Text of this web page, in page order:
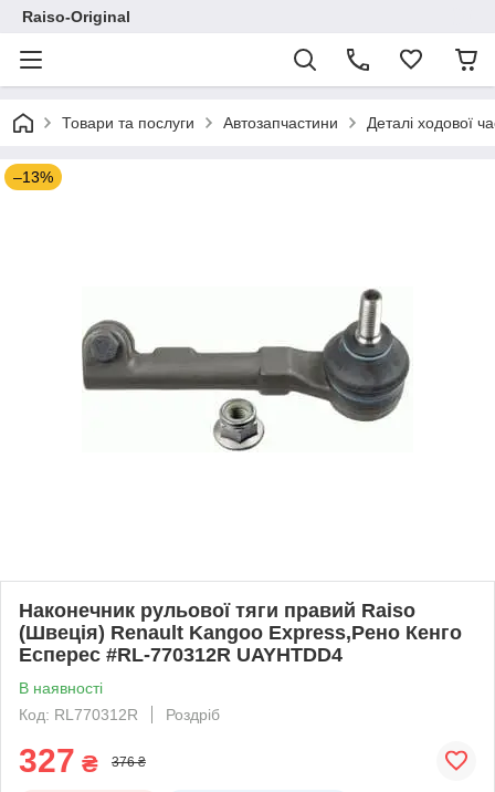
Raiso-Original
Товари та послуги Автозапчастини Деталі ходової
–13%
Наконечник рульової тяги правий Raiso
(Швеція) Renault Kangoo Express,Рено Кенго
Есперес #RL-770312R UAYHTDD4
В наявності
Код: RL770312R
Роздріб
327 ₴ 376 ₴